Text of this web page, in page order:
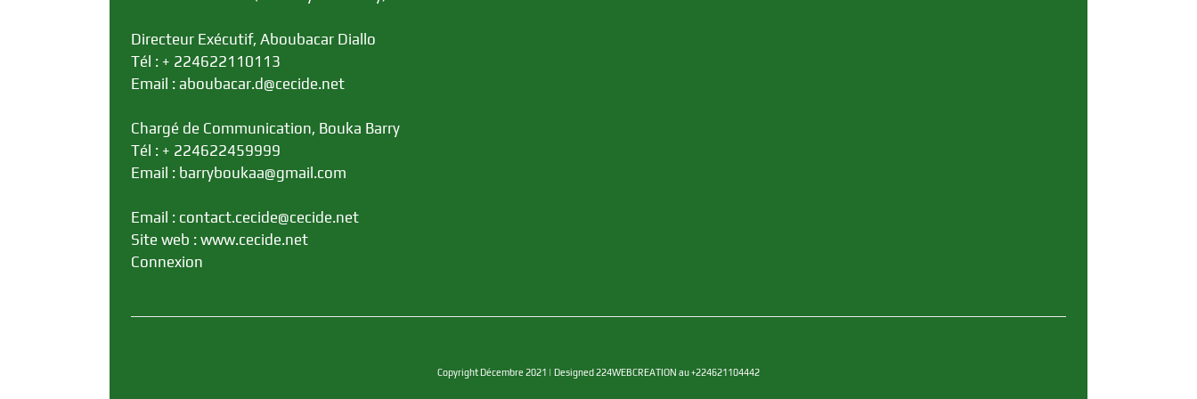
Directeur Exécutif, Aboubacar Diallo
Tél : + 224622110113
Email : aboubacar.d@cecide.net
Chargé de Communication, Bouka Barry
Tél : + 224622459999
Email : barryboukaa@gmail.com
Email : contact.cecide@cecide.net
Site web : www.cecide.net
Connexion
Copyright Décembre 2021 | Designed 224WEBCREATION au +224621104442